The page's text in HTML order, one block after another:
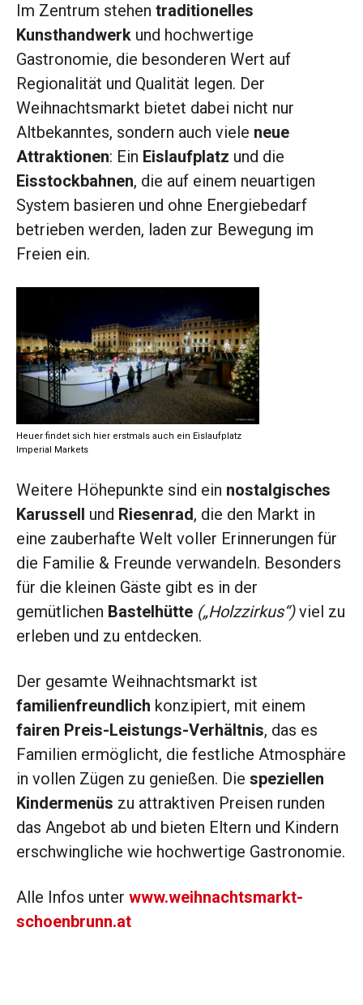
Im Zentrum stehen traditionelles
Kunsthandwerk und hochwertige
Gastronomie, die besonderen Wert auf
Regionalität und Qualität legen. Der
Weihnachtsmarkt bietet dabei nicht nur
Altbekanntes, sondern auch viele neue
Attraktionen: Ein Eislaufplatz und die
Eisstockbahnen, die auf einem neuartigen
System basieren und ohne Energiebedarf
betrieben werden, laden zur Bewegung im
Freien ein.
Heuer findet sich hier erstmals auch ein Eislaufplatz
Imperial Markets
Weitere Höhepunkte sind ein nostalgisches
Karussell und Riesenrad, die den Markt in
eine zauberhafte Welt voller Erinnerungen für
die Familie & Freunde verwandeln. Besonders
für die kleinen Gäste gibt es in der
gemütlichen Bastelhütte („Holzzirkus“)viel zu
erleben und zu entdecken.
Der gesamte Weihnachtsmarkt ist
familienfreundlich konzipiert, mit einem
fairen Preis-Leistungs-Verhältnis, das es
Familien ermöglicht, die festliche Atmosphäre
in vollen Zügen zu genießen. Die speziellen
Kindermenüs zu attraktiven Preisen runden
das Angebot ab und bieten Eltern und Kindern
erschwingliche wie hochwertige Gastronomie.
Alle Infos unter www.weihnachtsmarkt-
schoenbrunn.at